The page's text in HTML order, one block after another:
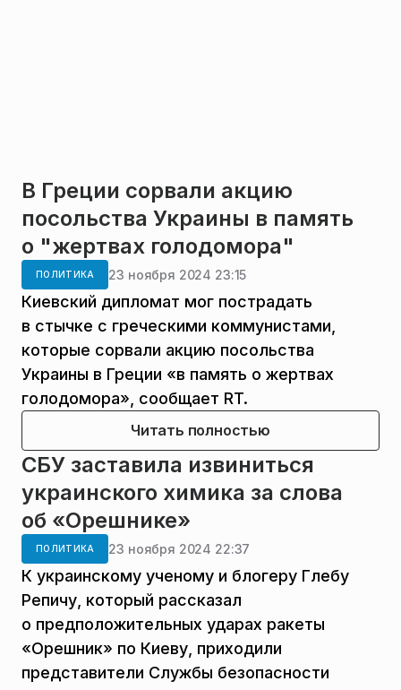
В Греции сорвали акцию
посольства Украины в память
о "жертвах голодомора"
ПОЛИТИКА 23 ноября 2024 23:15
Киевский дипломат мог пострадать
в стычке с греческими коммунистами,
которые сорвали акцию посольства
Украины в Греции «в память о жертвах
голодомора», сообщает RT.
Читать полностью
СБУ заставила извиниться
украинского химика за слова
об «Орешнике»
ПОЛИТИКА 23 ноября 2024 22:37
К украинскому ученому и блогеру Глебу
Репичу, который рассказал
о предположительных ударах ракеты
«Орешник» по Киеву, приходили
представители Службы безопасности